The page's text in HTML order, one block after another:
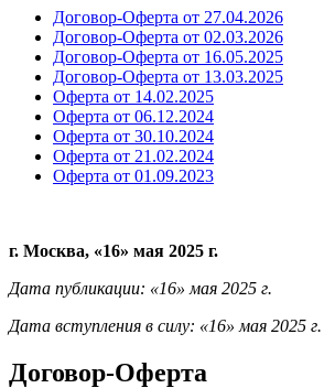
Договор-Оферта от 27.04.2026
Договор-Оферта от 02.03.2026
Договор-Оферта от 16.05.2025
Договор-Оферта от 13.03.2025
Оферта от 14.02.2025
Оферта от 06.12.2024
Оферта от 30.10.2024
Оферта от 21.02.2024
Оферта от 01.09.2023
г. Москва, «16» мая 2025 г.
Дата публикации: «16» мая 2025 г.
Дата вступления в силу: «16» мая 2025 г.
Договор-Оферта